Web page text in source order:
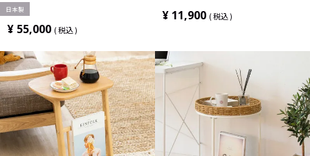
ュラル 完成品
日本製
¥ 55,000 税込
モダン ブラック ホワイト 完成品
¥ 11,900 税込